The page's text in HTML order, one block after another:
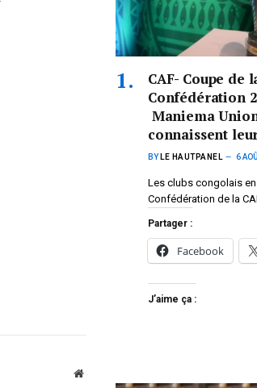
Website
CAF- Coupe de
Confédération
Maniema
connaissent
BY LE HAUTPANEL 6
Les clubs congolais
Confédération de la
Partager :
Facebook
J’aime ça :